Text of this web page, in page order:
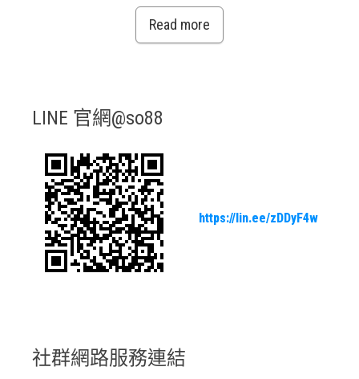
Read more
LINE 官網@so88
https://lin.ee/zDDyF4w
社群網路服務連結